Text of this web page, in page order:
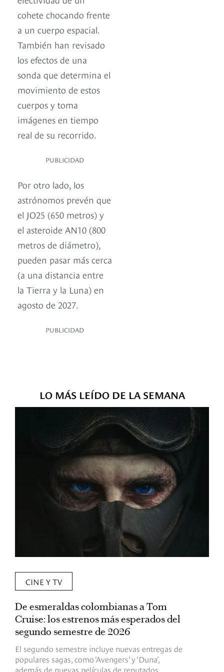
cohete chocando frente
a un cuerpo espacial.
También han revisado
los efectos de una
sonda que determina el
movimiento de estos
cuerpos y toma
imágenes en tiempo
real de su recorrido.
PUBLICIDAD
Por otro lado, los
astrónomos prevén que
el JO25 (650 metros) y
el asteroide AN10 (800
metros de diámetro),
pueden pasar más cerca
(a una distancia entre
la Tierra y la Luna) en
agosto de 2027.
PUBLICIDAD
LO MÁS LEÍDO DE LA SEMANA
CINE Y TV
De esmeraldas colombianas a Tom
Cruise: los estrenos más esperados del
segundo semestre de 2026
El segundo semestre incluye nuevas entregas de
populares sagas, como ‘Avengers’ y ‘Duna’,
además de nuevas películas de reputados